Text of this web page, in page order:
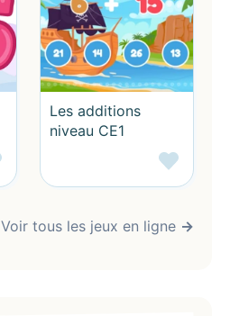
Les additions
niveau CE1
Voir tous les jeux en ligne →